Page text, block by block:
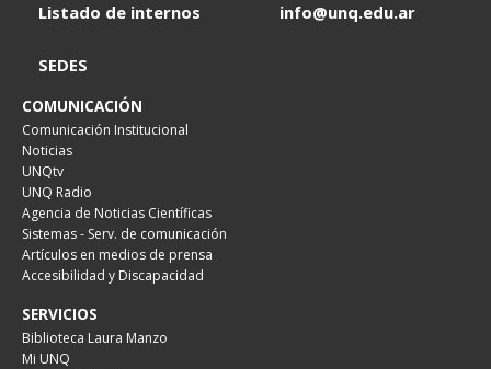
Listado de internos
info@unq.edu.ar
SEDES
COMUNICACIÓN
Comunicación Institucional
Noticias
UNQtv
UNQ Radio
Agencia de Noticias Científicas
Sistemas - Serv. de comunicación
Artículos en medios de prensa
Accesibilidad y Discapacidad
SERVICIOS
Biblioteca Laura Manzo
Mi UNQ